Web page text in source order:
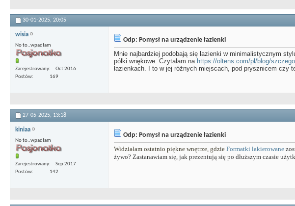
30-01-2025, 20:05
wisia
No to..wpadłam
Zarejestrowany
Oct 2016
Postów
169
Odp: Pomysł na urządzenie łazienki
Mnie najbardziej podobają się łazienki w minimalistycznym
półki wnękowe. Czytałam na https://oltens.com/pl/blog/
łazienkach. I to w jej różnych miejscach, pod prysznicem czy
27-05-2025, 13:18
kiniaa
No to..wpadłam
Zarejestrowany
Sep 2017
Postów
142
Odp: Pomysł na urządzenie łazienki
Widziałam ostatnio piękne wnętrze, gdzie Formatki lakierowane
żywo? Zastanawiam się, jak prezentują się po dłuższym czasie